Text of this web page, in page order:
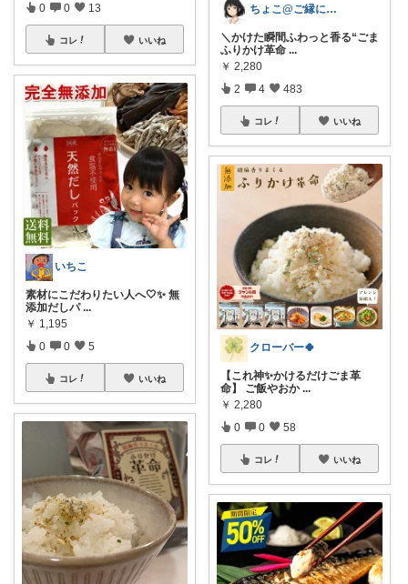
0 0 13
コレ いいね
いちこ
素材にこだわりたい人へ🤍✨ 無
添加だしパ ...
￥ 1,195
0 0 5
コレ いいね
ちょこ@ご縁に感謝致します💗
＼かけた瞬間ふわっと香る“ごま
ふりかけ革命 ...
￥ 2,280
2 4 483
コレ いいね
クローバー🍀
【これ神✨かけるだけごま革
命】 ご飯やおか ...
￥ 2,280
0 0 58
コレ いいね